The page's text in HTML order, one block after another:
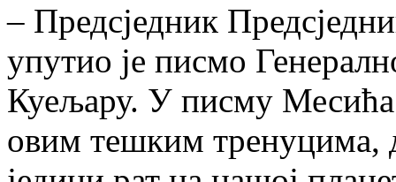
– Предсједник
упутио је писмо
Куељару. У писму Месића
овим тешким тренуцима,